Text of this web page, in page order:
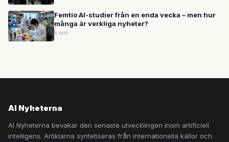
Femtio AI-studier från en enda vecka – men hur
många är verkliga nyheter?
5 min
AI Nyheterna
AI Nyheterna bevakar den senaste utvecklingen inom artificiell
intelligens. Artiklarna syntetiseras från internationella källor och